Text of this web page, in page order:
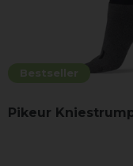
Bestseller
Pikeur